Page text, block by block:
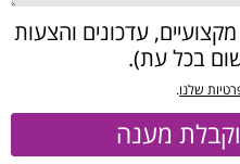
עדכונים והצעות
בכל עת).
שלנו.
מענה